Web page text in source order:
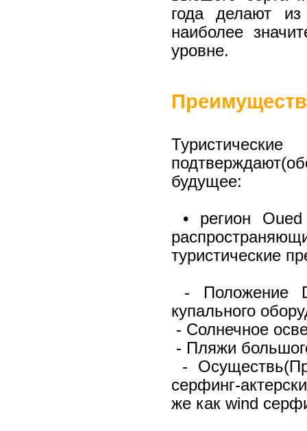
года делают
наиболее
уровне.
будущее:
• регион
туристические
- Положение
купального
- Солнечное
- Пляжи
-
серфинг-
же как wind